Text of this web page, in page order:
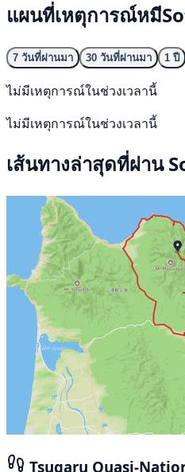
แผนที่เหตุการณ์หมี
7 วันที่ผ่านมา 30 วันที่ผ่านมา 1 ปี
ไม่มีเหตุการณ์ในช่วงเวลานี้
ไม่มีเหตุการณ์ในช่วงเวลานี้
เส้นทางล่าสุดที่ผ่าน
Tsugaru Quasi-